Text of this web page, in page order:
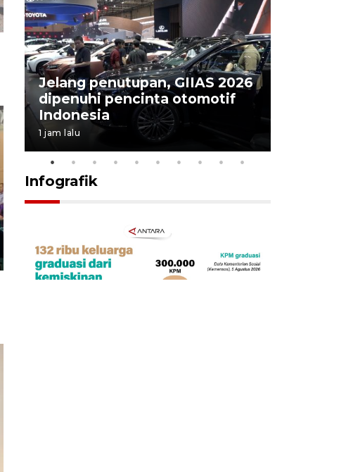
Jelang penutupan, GIIAS 2026
dipenuhi pencinta otomotif
Indonesia
1 jam lalu
Infografik